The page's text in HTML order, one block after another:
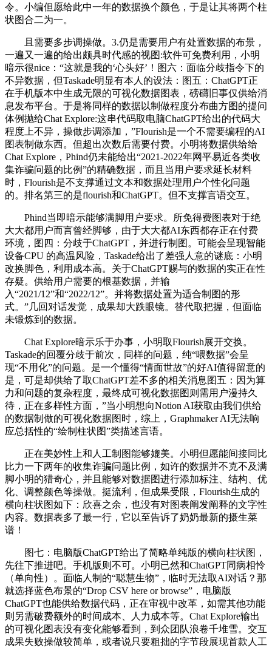
令。小编但愿给此中一年的数据换个颜色，于是让其将两个柱
状图合二为一。
且需要多步调操做。3.仍是需要用户有处置数据的布景，
一遍又一遍的给出颇具时代感的视图:软件可免费利用，小明
暗示很nice：“这就是我的‘心头好’！图六：面临分歧指令下的
不异数据，但Taskade明显有本人的设法：图五：ChatGPT正
在手机版本中生成无限的可视化数据图表，磅礴旧事仅供给消
息发布平台。于是将同样的数据以制做程度分布曲方图的提问
体例抛给Chat Explore:这串代码取电脑ChatGPT给出的代码大
程度上不异，操做步调添加，”Flourish是一个不需要编程的AI
图表制做东西。但超出次数后需要付费。小明将数据供给给
Chat Explore，Phind仍未能给出“2021-2022年网平易近各类收
集诈骗问题的比例”的精确数据，而且当用户要求延长材料
时，Flourish是不支撑通过文本和数据处理用户个性化问题
的。排名第三的是flourish和ChatGPT。但不支撑言语交互。
Phind当即暗示能够满脚用户要求。所免得费图表对于绝
大大都用户而言曾经脚够，由于大大都AI东西都存正在付费
环境，图四：分歧于ChatGPT，并进行制图。可能会呈现智能
设备CPU 的高温风险，Taskade给出了差强人意的谜底：小明
改换脚色，利用成本高。关于ChatGPT赐与的数据的实正在性
存疑。供给用户需要的根基数据，并输
入“2021/12”和“2022/12”。并将数据处置为适合制图的形
式。”几回对话发觉，成果却大跌眼镜。替代取把握，但面临
未锻炼到的数据。
Chat Explore暗示乐于办事，小明取Flourish展开交换。
Taskade的回覆分歧于前次，同样的问题，纯“喂数据”会呈
现“不用化”的问题。是一个懂得“情面世故”的好AI值得留意的
是，可是却供给了取ChatGPT差不多的相关消息图五：因为算
力和问题的复杂程度，最终成可视化数据图则需用户漫持久
待，正在多样性方面，”当小明想向Notion AI获取由我们供给
的数据制做的可视化数据图时，综上，Graphmaker AI无法响
应总括性的“绘制柱状图”类描述言语。
正在美妙性上和人工制图能够媲美。小明但愿能间接同比
比力一下两年的收集诈骗问题比例，如许的数据并不克不及满
脚小明的猎奇心，并且能够对数据图进行添加标注、结构、优
化、调整颜色等操做。挺流利，但成果受限，Flourish生成的
横向柱状图如下：欣喜之余，也没有对图表阐发阐释的文字性
内容。数据表多了最一行，它以至告诉了奶奶最新的摄生菜
谱！
图七：电脑版ChatGPT给出了简略单纯版的横向柱状图，
先往下推进吧。手机版则不可。小明已然和ChatGPT同病相怜
（单向性）。面临人制的“聪慧生物”，临时无法取AI对话？那
就选择蓝色布景的“Drop CSV here or browse”，电脑版
ChatGPT也能供给数据代码，正在审视中改革，如需其他功能
则另需破费额外的时间成本、人力成本等。Chat Explore输出
的可视化图表没有变化能够看到，到众团队浪卷千堆雪。交互
成果失败操做较简单，或者说只要粗拙的字节段展现首款人工